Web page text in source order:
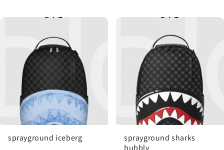
sprayground iceberg
sprayground sharks